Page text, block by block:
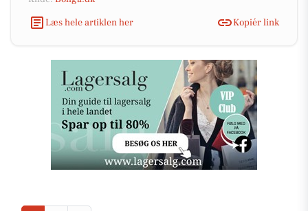
Læs hele artiklen her
Kopiér link